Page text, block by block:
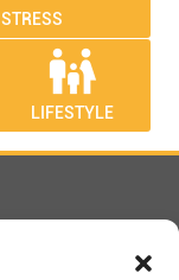
STRESS
family_restroom
LIFESTYLE